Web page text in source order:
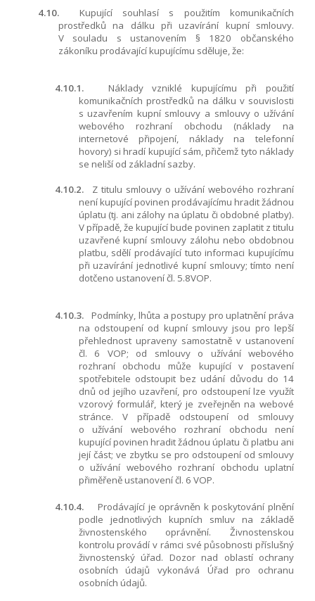
4.10. Kupující souhlasí s použitím komunikačních
prostředků na dálku při uzavírání kupní smlouvy.
V souladu s ustanovením § 1820 občanského
zákoníku prodávající kupujícímu sděluje, že:
4.10.1.
Náklady vzniklé kupujícímu při použití
komunikačních prostředků na dálku v souvislosti
s uzavřením kupní smlouvy a smlouvy o užívání
webového rozhraní obchodu (náklady na
internetové připojení, náklady na telefonní
hovory) si hradí kupující sám, přičemž tyto náklady
se neliší od základní sazby.
4.10.2.
Z titulu smlouvy o užívání webového rozhraní
není kupující povinen prodávajícímu hradit žádnou
úplatu (tj. ani zálohy na úplatu či obdobné platby).
V případě, že kupující bude povinen zaplatit z titulu
uzavřené kupní smlouvy zálohu nebo obdobnou
platbu, sdělí prodávající tuto informaci kupujícímu
při uzavírání jednotlivé kupní smlouvy; tímto není
dotčeno ustanovení čl. 5.8VOP.
4.10.3.
Podmínky, lhůta a postupy pro uplatnění práva
na odstoupení od kupní smlouvy jsou pro lepší
přehlednost upraveny samostatně v ustanovení
čl. 6 VOP; od smlouvy o užívání webového
rozhraní obchodu může kupující v postavení
spotřebitele odstoupit bez udání důvodu do 14
dnů od jejího uzavření, pro odstoupení lze využít
vzorový formulář, který je zveřejněn na webové
stránce. V případě odstoupení od smlouvy
o užívání webového rozhraní obchodu není
kupující povinen hradit žádnou úplatu či platbu ani
její část; ve zbytku se pro odstoupení od smlouvy
o užívání webového rozhraní obchodu uplatní
přiměřeně ustanovení čl. 6 VOP.
4.10.4.
Prodávající je oprávněn k poskytování plnění
podle jednotlivých kupních smluv na základě
živnostenského oprávnění. Živnostenskou
kontrolu provádí v rámci své působnosti příslušný
živnostenský úřad. Dozor nad oblastí ochrany
osobních údajů vykonává Úřad pro ochranu
osobních údajů.